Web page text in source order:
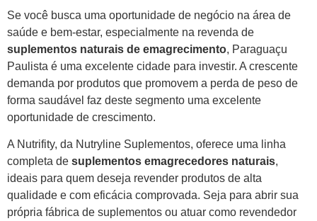
Se você busca uma oportunidade de negócio na área de
saúde e bem-estar, especialmente na revenda de
suplementos naturais de emagrecimento, Paraguaçu
Paulista é uma excelente cidade para investir. A crescente
demanda por produtos que promovem a perda de peso de
forma saudável faz deste segmento uma excelente
oportunidade de crescimento.
A Nutrifity, da Nutryline Suplementos, oferece uma linha
completa de suplementos emagrecedores naturais,
ideais para quem deseja revender produtos de alta
qualidade e com eficácia comprovada. Seja para abrir sua
própria fábrica de suplementos ou atuar como revendedor